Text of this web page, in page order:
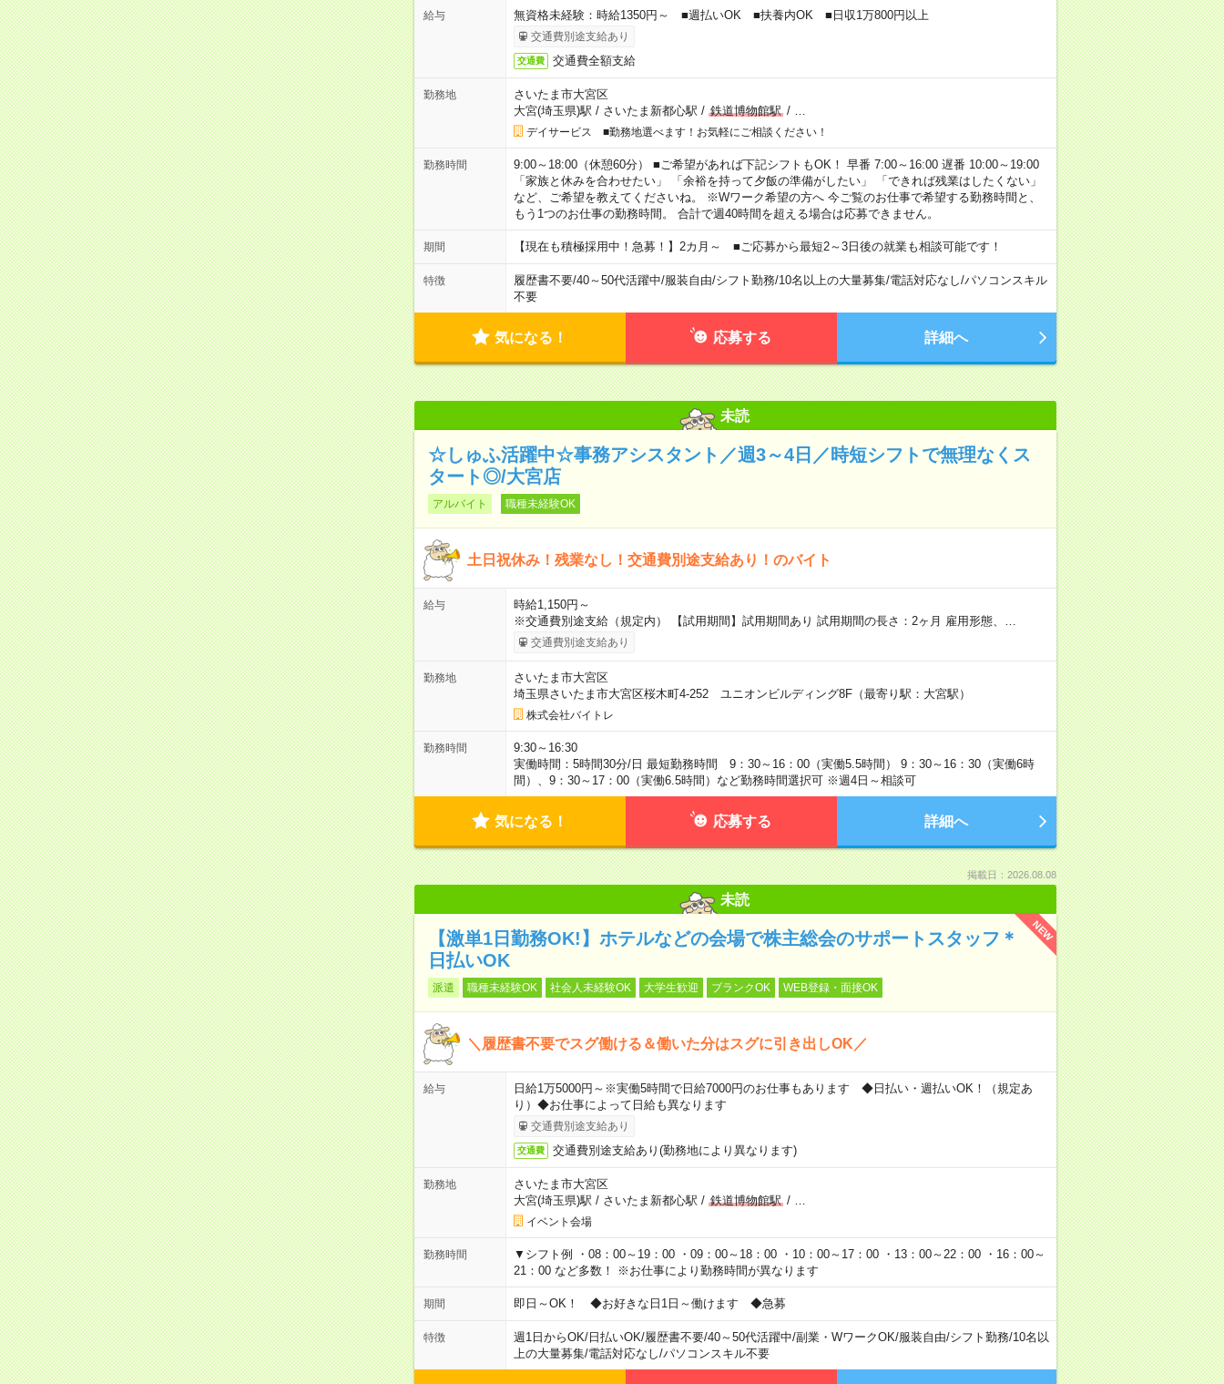
給与 無資格未経験：時給1350円～ ■週払いOK ■扶養内OK ■日収1万800円以上
交通費別途支給あり
交通費 交通費全額支給
勤務地
さいたま市大宮区
大宮(埼玉県)駅 / さいたま新都心駅 / 鉄道博物館駅/
デイサービス ■勤務地選べます！お気軽にご相談ください！
勤務時間
9:00～18:00（休憩60分） ■ご希望があれば下記シフトもOK！ 早番 7:00～16:00 遅番 10:00～19:00
「家族と休みを合わせたい」 「余裕を持って夕飯の準備がしたい」 「できれば残業はしたくない」
など、ご希望を教えてくださいね。 ※Wワーク希望の方へ 今ご覧のお仕事で希望する勤務時間と、
もう1つのお仕事の勤務時間。 合計で週40時間を超える場合は応募できません。
期間 【現在も積極採用中！急募！】2カ月～ ■ご応募から最短2～3日後の就業も相談可能です！
特徴 履歴書不要/40～50代活躍中/服装自由/シフト勤務/10名以上の大量募集/電話対応なし/パソコンスキル
不要
気になる！ 応募する 詳細へ
未読
☆しゅふ活躍中☆事務アシスタント／週3～4日／時短シフトで無理なくス
タート◎/大宮店
アルバイト 職種未経験OK
土日祝休み！残業なし！交通費別途支給あり！のバイト
給与
時給1,150円～
※交通費別途支給（規定内） 【試用期間】試用期間あり 試用期間の長さ：2ヶ月 雇用形態、…
交通費別途支給あり
勤務地
さいたま市大宮区
埼玉県さいたま市大宮区桜木町4-252 ユニオンビルディング8F（最寄り駅：大宮駅）
株式会社バイトレ
勤務時間
9:30～16:30
実働時間：5時間30分/日 最短勤務時間 9：30～16：00（実働5.5時間） 9：30～16：30（実働6時
間）、9：30～17：00（実働6.5時間）など勤務時間選択可 ※週4日～相談可
気になる！ 応募する 詳細へ
掲載日：2026.08.08
未読
NEW
【激単1日勤務OK!】ホテルなどの会場で株主総会のサポートスタッフ＊
日払いOK
派遣 職種未経験OK 社会人未経験OK 大学生歓迎 ブランクOK WEB登録・面接OK
＼履歴書不要でスグ働ける＆働いた分はスグに引き出しOK／
給与
日給1万5000円～※実働5時間で日給7000円のお仕事もあります ◆日払い・週払いOK！（規定あ
り）◆お仕事によって日給も異なります
交通費別途支給あり
交通費 交通費別途支給あり(勤務地により異なります)
勤務地
さいたま市大宮区
大宮(埼玉県)駅 / さいたま新都心駅 / 鉄道博物館駅/
イベント会場
勤務時間
▼シフト例 ・08：00～19：00 ・09：00～18：00 ・10：00～17：00 ・13：00～22：00 ・16：00～
21：00 など多数！ ※お仕事により勤務時間が異なります
期間 即日～OK！ ◆お好きな日1日～働けます ◆急募
特徴 週1日からOK/日払いOK/履歴書不要/40～50代活躍中/副業・WワークOK/服装自由/シフト勤務/10名以
上の大量募集/電話対応なし/パソコンスキル不要